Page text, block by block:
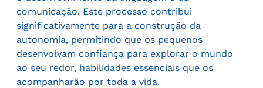
comunicação. Este processo contribui
significativamente para a construção da
autonomia, permitindo que os pequenos
desenvolvam confiança para explorar o mundo
ao seu redor, habilidades essenciais que os
acompanharão por toda a vida.